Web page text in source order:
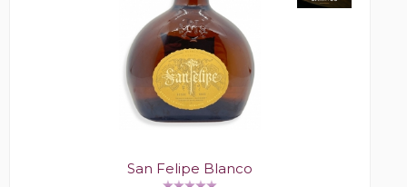
San Felipe Blanco